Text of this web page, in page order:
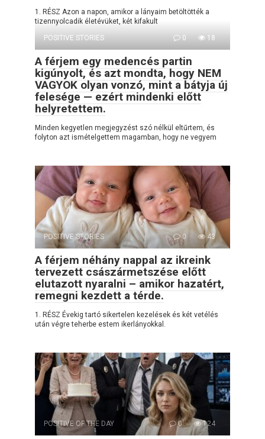
1. RÉSZ Azon a napon, amikor a lányaim betöltötték a
tizennyolcadik életévüket, két kifakult
POSITIVE STORIES
0 18
A férjem egy medencés partin
kigúnyolt, és azt mondta, hogy NEM
VAGYOK olyan vonzó, mint a bátyja új
felesége — ezért mindenki előtt
helyretettem.
Minden kegyetlen megjegyzést szó nélkül eltűrtem, és
folyton azt ismételgettem magamban, hogy ne vegyem
POSITIVE STORIES 0 43
A férjem néhány nappal az ikreink
tervezett császármetszése előtt
elutazott nyaralni – amikor hazatért,
remegni kezdett a térde.
1. RÉSZ Évekig tartó sikertelen kezelések és két vetélés
után végre teherbe estem ikerlányokkal.
POSITIVE OF THE DAY 0 124